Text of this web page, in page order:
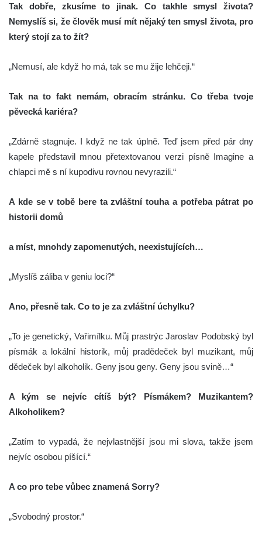
Tak dobře, zkusíme to jinak. Co takhle smysl života?
Nemyslíš si, že člověk musí mít nějaký ten smysl života, pro
který stojí za to žít?
„Nemusí, ale když ho má, tak se mu žije lehčeji.“
Tak na to fakt nemám, obracím stránku. Co třeba tvoje
pěvecká kariéra?
„Zdárně stagnuje. I když ne tak úplně. Teď jsem před pár dny
kapele představil mnou přetextovanou verzi písně Imagine a
chlapci mě s ní kupodivu rovnou nevyrazili.“
A kde se v tobě bere ta zvláštní touha a potřeba pátrat po
historii domů
a míst, mnohdy zapomenutých, neexistujících…
„Myslíš záliba v geniu loci?“
Ano, přesně tak. Co to je za zvláštní úchylku?
„To je genetický, Vařimílku. Můj prastrýc Jaroslav Podobský byl
písmák a lokální historik, můj pradědeček byl muzikant, můj
dědeček byl alkoholik. Geny jsou geny. Geny jsou svině…“
A kým se nejvíc cítíš být? Písmákem? Muzikantem?
Alkoholikem?
„Zatím to vypadá, že nejvlastnější jsou mi slova, takže jsem
nejvíc osobou píšící.“
A co pro tebe vůbec znamená Sorry?
„Svobodný prostor.“